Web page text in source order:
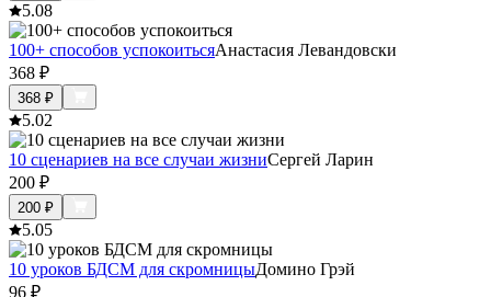
5.08
100+ способов успокоитьсяАнастасия Левандовски
368 ₽
368 ₽
5.02
10 сценариев на все случаи жизниСергей Ларин
200 ₽
200 ₽
5.05
10 уроков БДСМ для скромницыДомино Грэй
96 ₽